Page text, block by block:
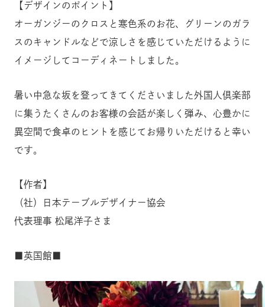
【デザインのポイント】
オーガンジーのクロスと寒色系のお花、グリーンのガラ
スのキャンドルなどで涼しさを感じていただけるように
イメージしてコーディネートしました。
暑い中急な坂を登ってきてくださいました外国人倶楽部
に集うたくさんのお客様の会話が楽しく弾み、心豊かに
異空間で食卓のヒントを感じてお帰りいただけると幸い
です。
【作者】
（社）日本テーブルデザイナー協会
代表理事 松尾洋子さま
■英国館■